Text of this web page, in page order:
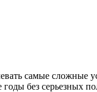
самые сложные
без серьезных